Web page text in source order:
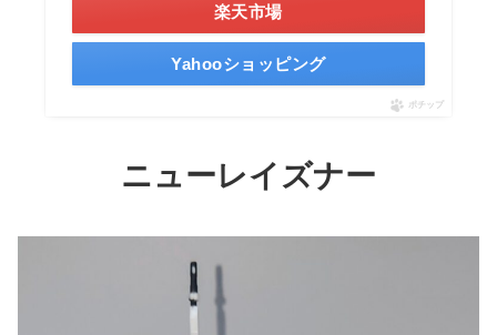
楽天市場
Yahooショッピング
ポチップ
ニューレイズナー